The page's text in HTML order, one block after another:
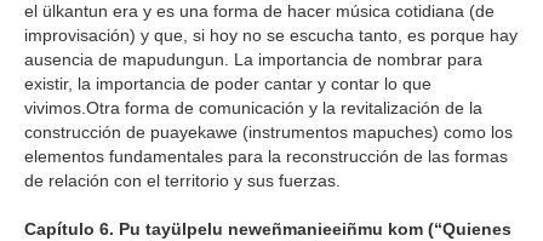
el ülkantun era y es una forma de hacer música cotidiana (de
improvisación) y que, si hoy no se escucha tanto, es porque hay
ausencia de mapudungun. La importancia de nombrar para
existir, la importancia de poder cantar y contar lo que
vivimos.Otra forma de comunicación y la revitalización de la
construcción de puayekawe (instrumentos mapuches) como los
elementos fundamentales para la reconstrucción de las formas
de relación con el territorio y sus fuerzas.
Capítulo 6. Pu tayülpelu neweñmanieeiñmu kom (“Quienes